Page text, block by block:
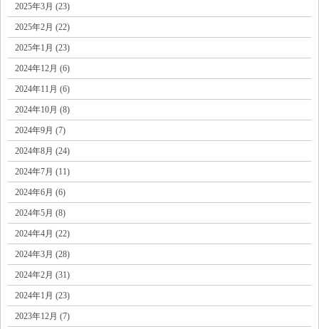
2025年3月 (23)
2025年2月 (22)
2025年1月 (23)
2024年12月 (6)
2024年11月 (6)
2024年10月 (8)
2024年9月 (7)
2024年8月 (24)
2024年7月 (11)
2024年6月 (6)
2024年5月 (8)
2024年4月 (22)
2024年3月 (28)
2024年2月 (31)
2024年1月 (23)
2023年12月 (7)